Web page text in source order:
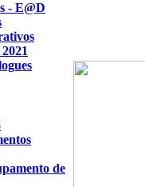
- E@D
de